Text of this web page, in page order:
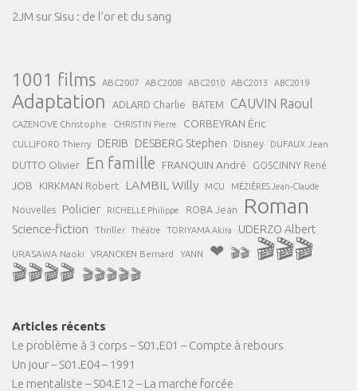
2JM sur Sisu : de l’or et du sang
1001 films ABC2007 ABC2008 ABC2010 ABC2013 ABC2019
Adaptation ADLARD Charlie BATEM CAUVIN Raoul
CAZENOVE Christophe CHRISTIN Pierre CORBEYRAN Éric
CULLIFORD Thierry DERIB DESBERG Stephen Disney DUFAUX Jean
DUTTO Olivier En famille FRANQUIN André GOSCINNY René
JOB KIRKMAN Robert LAMBIL Willy MCU MÉZIÈRES Jean-Claude
Nouvelles Policier RICHELLE Philippe ROBA Jean Roman
Science-fiction Thriller Théâtre TORIYAMA Akira UDERZO Albert
URASAWA Naoki VRANCKEN Bernard YANN ❤ 🎬🎬 🎬🎬🎬
🎬🎬🎬🎬 🎬🎬🎬🎬🎬
Articles récents
Le problème à 3 corps – S01.E01 – Compte à rebours
Un jour – S01.E04 – 1991
Le mentaliste – S04.E12 – La marche forcée